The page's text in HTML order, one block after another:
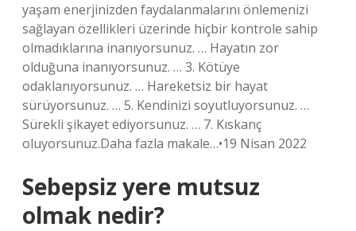
yaşam enerjinizden faydalanmalarını önlemenizi
sağlayan özellikleri üzerinde hiçbir kontrole sahip
olmadıklarına inanıyorsunuz. … Hayatın zor
olduğuna inanıyorsunuz. … 3. Kötüye
odaklanıyorsunuz. … Hareketsiz bir hayat
sürüyorsunuz. … 5. Kendinizi soyutluyorsunuz. …
Sürekli şikayet ediyorsunuz. … 7. Kıskanç
oluyorsunuz.Daha fazla makale…•19 Nisan 2022
Sebepsiz yere mutsuz
olmak nedir?